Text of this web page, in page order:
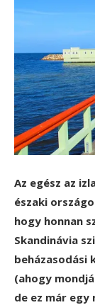
Az egész az
északi
hogy honnan
Skandinávia
beházasodási
(ahogy
de ez már